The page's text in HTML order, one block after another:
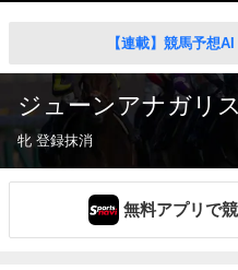
【連載】競馬予想
ジューンアナガリス
牝 登録抹消
無料アプリで